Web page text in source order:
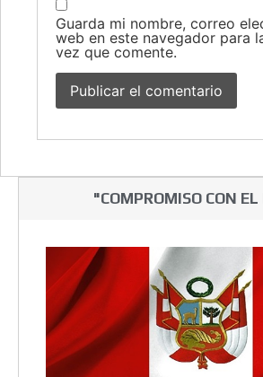
Guarda mi nombre, correo
web en este navegador para
vez que comente.
"COMPROMISO CON EL